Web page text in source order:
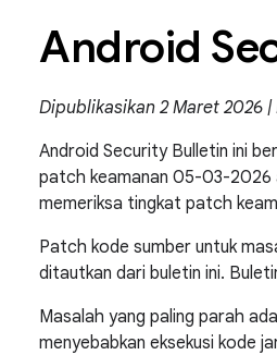
Android
Dipublikasikan 2 Maret 2026
Android Security Bulletin ini
patch keamanan 05-03-2026
memeriksa tingkat patch
Patch kode sumber untuk
ditautkan dari buletin ini.
Masalah yang paling parah
menyebabkan eksekusi kode